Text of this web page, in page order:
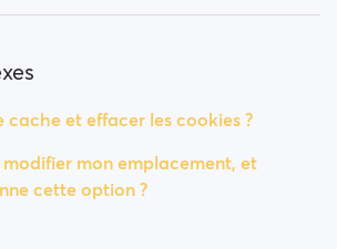
cache et effacer les cookies ?
mon emplacement, et
cette option ?